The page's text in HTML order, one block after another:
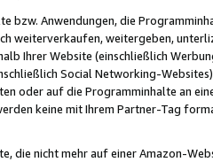
bzw. Anwendungen, die
weiterverkaufen, weitergeben,
Ihrer Website (einschließlich
Social Networking-
oder auf die Programminhalte an
keine mit Ihrem Partner-Tag
die nicht mehr auf einer Amazon-